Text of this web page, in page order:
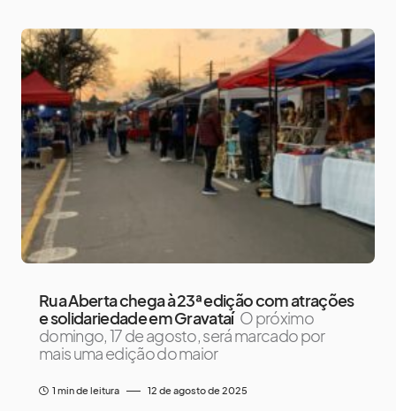
Rua Aberta chega à 23ª edição com atrações
e solidariedade em Gravataí O próximo
domingo, 17 de agosto, será marcado por
mais uma edição do maior
1 min de leitura 12 de agosto de 2025